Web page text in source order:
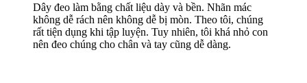
Dây đeo làm bằng chất liệu dày và bền. Nhãn mác
không dễ rách nên không dễ bị mòn. Theo tôi, chúng
rất tiện dụng khi tập luyện. Tuy nhiên, tôi khá nhỏ con
nên đeo chúng cho chân và tay cũng dễ dàng.